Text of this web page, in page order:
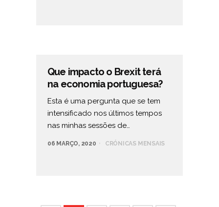
Que impacto o Brexit terá
na economia portuguesa?
Esta é uma pergunta que se tem
intensificado nos últimos tempos
nas minhas sessões de…
06 MARÇO, 2020 CRÓNICAS MENSAIS